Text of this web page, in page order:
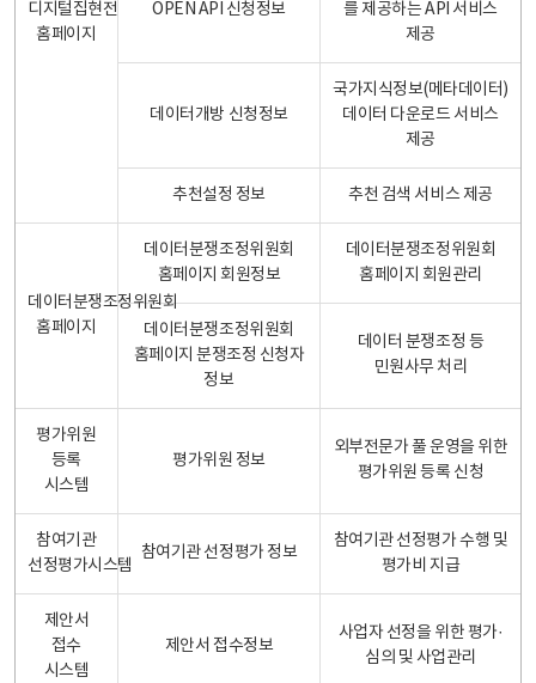
디지털집현전
홈페이지
OPEN API 신청정보
를 제공하는 API 서비스
제공
데이터개방 신청정보
국가지식정보(메타데이터)
데이터 다운로드 서비스
제공
추천설정 정보 추천 검색 서비스 제공
데이터분쟁조정위원회
홈페이지
데이터분쟁조정위원회
홈페이지 회원정보
데이터분쟁조정위원회
홈페이지 회원관리
데이터분쟁조정위원회
홈페이지 분쟁조정 신청자
정보
데이터 분쟁조정 등
민원사무 처리
평가위원
등록
시스템
평가위원 정보
외부전문가 풀 운영을 위한
평가위원 등록 신청
참여기관
선정평가시스템
참여기관 선정평가 정보
참여기관 선정평가 수행 및
평가비 지급
제안서
접수
시스템
제안서 접수정보
사업자 선정을 위한 평가·
심의 및 사업관리